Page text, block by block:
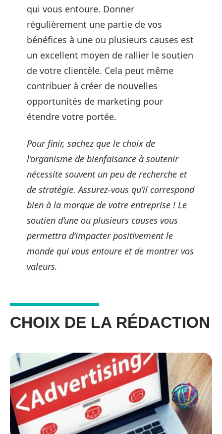
qui vous entoure. Donner
régulièrement une partie de vos
bénéfices à une ou plusieurs causes est
un excellent moyen de rallier le soutien
de votre clientèle. Cela peut même
contribuer à créer de nouvelles
opportunités de marketing pour
étendre votre portée.
Pour finir, sachez que le choix de
l’organisme de bienfaisance à soutenir
nécessite souvent un peu de recherche et
de stratégie. Assurez-vous qu’il correspond
bien à la marque de votre entreprise ! Le
soutien d’une ou plusieurs causes vous
permettra d’impacter positivement le
monde qui vous entoure et de montrer vos
valeurs.
CHOIX DE LA RÉDACTION